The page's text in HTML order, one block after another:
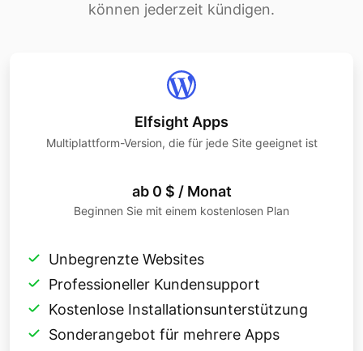
können jederzeit kündigen.
Elfsight Apps
Multiplattform-Version, die für jede Site geeignet ist
ab 0 $ / Monat
Beginnen Sie mit einem kostenlosen Plan
Unbegrenzte Websites
Professioneller Kundensupport
Kostenlose Installationsunterstützung
Sonderangebot für mehrere Apps